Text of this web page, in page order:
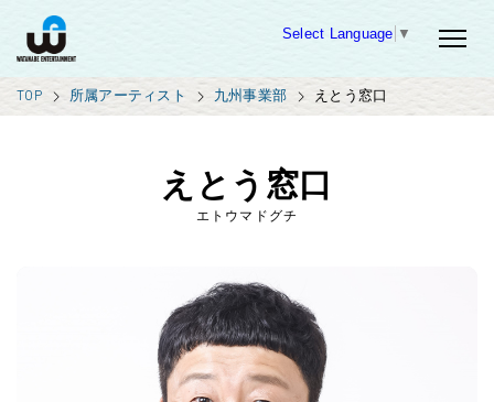
Select Language ▼
TOP 所属アーティスト 九州事業部 えとう窓口
えとう窓口
エトウマドグチ